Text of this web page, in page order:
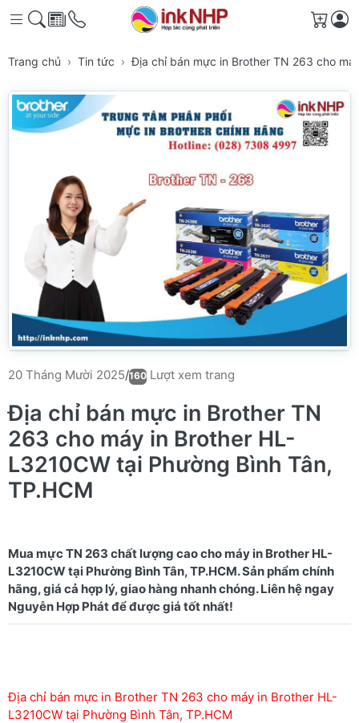
Giỏ
Trang chủ Tin tức Địa chỉ bán mực in Brother TN 263 cho
20 Tháng Mười 2025/160 Lượt xem trang
Địa chỉ bán mực in Brother TN
263 cho máy in Brother HL-
L3210CW tại Phường Bình Tân,
TP.HCM
Mua mực TN 263 chất lượng cao cho máy in Brother HL-
L3210CW tại Phường Bình Tân, TP.HCM. Sản phẩm chính
hãng, giá cả hợp lý, giao hàng nhanh chóng. Liên hệ ngay
Địa chỉ bán mực in Brother TN 263 cho máy in Brother HL-
L3210CW tại Phường Bình Tân, TP.HCM